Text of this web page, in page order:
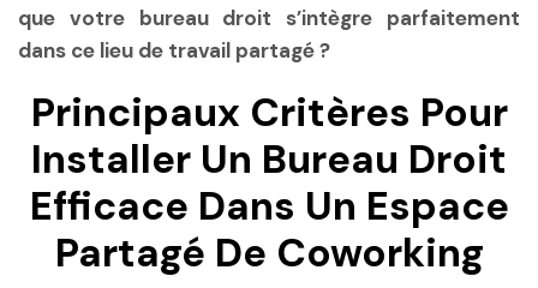
que votre bureau droit s’intègre parfaitement
dans ce lieu de travail partagé ?
Principaux Critères Pour
Installer Un Bureau Droit
Efficace Dans Un Espace
Partagé De Coworking